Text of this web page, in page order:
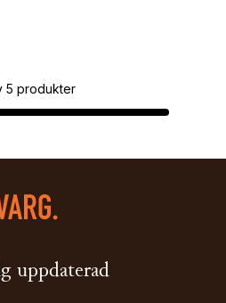
5 produkter
uppdaterad